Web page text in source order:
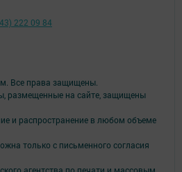
Все права защищены.
размещенные на сайте, защищены
и распространение в любом объеме
только с письменного согласия
222 09 84